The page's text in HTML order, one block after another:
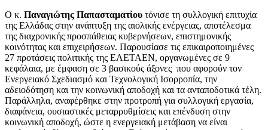
Ο κ. Παναγιώτης Παπασταματίου τόνισε τη συλλογική επιτυχία
της Ελλάδας στην ανάπτυξη της αιολικής ενέργειας, αποτέλεσμα
της διαχρονικής προσπάθειας κυβερνήσεων, επιστημονικής
κοινότητας και επιχειρήσεων. Παρουσίασε τις επικαιροποιημένες
27 προτάσεις πολιτικής της ΕΛΕΤΑΕΝ, οργανωμένες σε 9
κεφάλαια, με έμφαση σε 3 βασικούς άξονες που αφορούν τον
Ενεργειακό Σχεδιασμό και Τεχνολογική Ισορροπία, την
αδειοδότηση και την κοινωνική αποδοχή και τα ανταποδοτικά τέλη.
Παράλληλα, αναφέρθηκε στην προτροπή για συλλογική εργασία,
διαφάνεια, ουσιαστικές μεταρρυθμίσεις και επένδυση στην
κοινωνική αποδοχή, ώστε η ενεργειακή μετάβαση να είναι